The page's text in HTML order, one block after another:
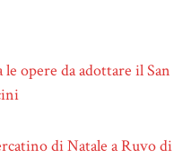
le opere da adottare il San
di Natale a Ruvo di